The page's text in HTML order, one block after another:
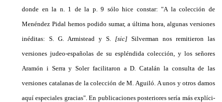
donde en la n. 1 de la p. 9 sólo hice constar: "A la colección de
Menéndez Pidal hemos podido sumar, a última hora, algunas versiones
inéditas: S. G. Armistead y S. [sic] Silverman nos remitieron las
versiones judeo-españolas de su espléndida colección, y los señores
Aramón i Serra y Soler facilitaron a D. Catalán la con­sulta de las
versiones catalanas de la colección de M. Aguiló. A unos y otros damos
aquí especiales gra­cias". En publicaciones posteriores sería más explíci­